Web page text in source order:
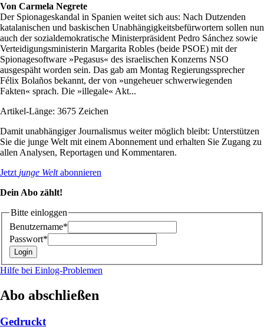
Von Carmela Negrete
Der Spionageskandal in Spanien weitet sich aus: Nach Dutzenden
katalanischen und baskischen Unabhängigkeitsbefürwortern sollen nun
auch der sozialdemokratische Ministerpräsident Pedro Sánchez sowie
Verteidigungsministerin Margarita Robles (beide PSOE) mit der
Spionagesoftware »Pegasus« des israelischen Konzerns NSO
ausgespäht worden sein. Das gab am Montag Regierungssprecher
Félix Bolaños bekannt, der von »ungeheuer schwerwiegenden
Fakten« sprach. Die »illegale« Akt...
Artikel-Länge: 3675 Zeichen
Damit unabhängiger Journalismus weiter möglich bleibt: Unterstützen
Sie die junge Welt mit einem Abonnement und erhalten Sie Zugang zu
allen Analysen, Reportagen und Kommentaren.
Jetzt junge Weltabonnieren
Dein Abo zählt!
Bitte einloggen
Benutzername*
Passwort*
Hilfe bei Einlog-Problemen
Abo abschließen
Gedruckt